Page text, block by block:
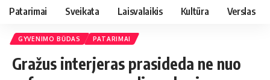
Resizer
Patarimai Sveikata Laisvalaikis Kultūra Verslas
GYVENIMO BŪDAS PATARIMAI
Gražus interjeras prasideda ne nuo